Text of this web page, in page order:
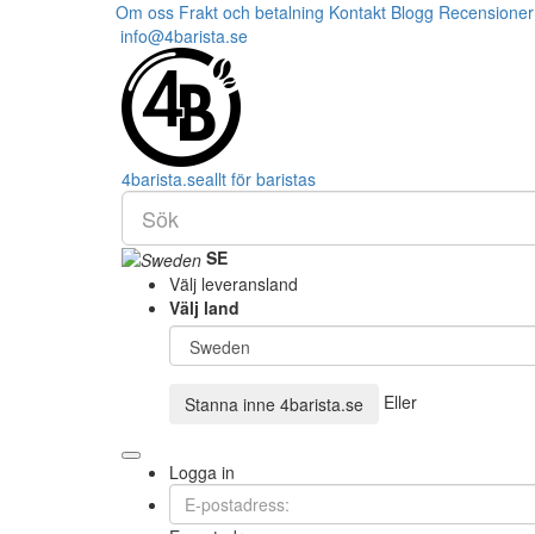
Om oss Frakt och betalning Kontakt Blogg Recensioner
info@4barista.se
4barista.seallt för baristas
SE
Välj leveransland
Välj land
Stanna inne 4barista.se Eller
Logga in